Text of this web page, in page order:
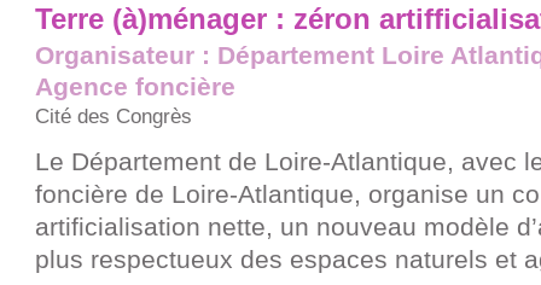
Terre (à)ménager : zéron
Organisateur : Département Loire
Agence foncière
Cité des Congrès
Le Département de Loire-Atlantique, avec
foncière de Loire-Atlantique, organise un
artificialisation nette, un nouveau modèle
plus respectueux des espaces naturels et